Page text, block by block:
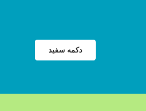
دکمه سفید